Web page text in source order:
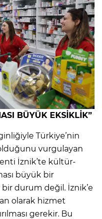
BÜYÜK EKSİKLİK”
Türkiye’nin
vurgulayan
İznik’te kültür-
büyük bir
durum değil. İznik’e
olarak hizmet
gerekir. Bu